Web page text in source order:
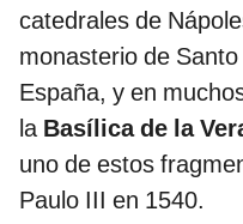
catedrales de
monasterio de
España, y en
la Basílica de la
uno de estos
Paulo III en 1540.